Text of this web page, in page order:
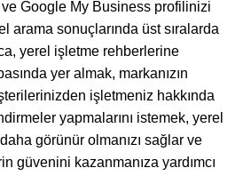
Google My Business profilinizi
arama sonuçlarında üst sıralarda
yerel işletme rehberlerine
yer almak, markanızın
işletmeniz hakkında
yapmalarını istemek, yerel
görünür olmanızı sağlar ve
güvenini kazanmanıza yardımcı